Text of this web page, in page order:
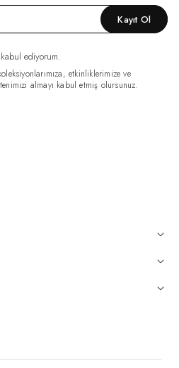
Kayıt Ol
ediyorum.
etkinliklerimize ve
almayı kabul etmiş olursunuz.